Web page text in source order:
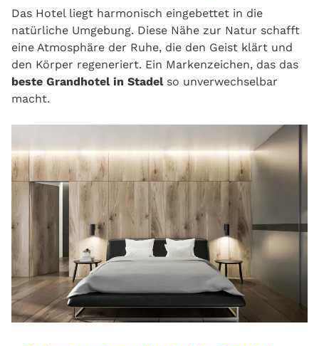
Das Hotel liegt harmonisch eingebettet in die
natürliche Umgebung. Diese Nähe zur Natur schafft
eine Atmosphäre der Ruhe, die den Geist klärt und
den Körper regeneriert. Ein Markenzeichen, das das
beste Grandhotel in Stadelso unverwechselbar
macht.